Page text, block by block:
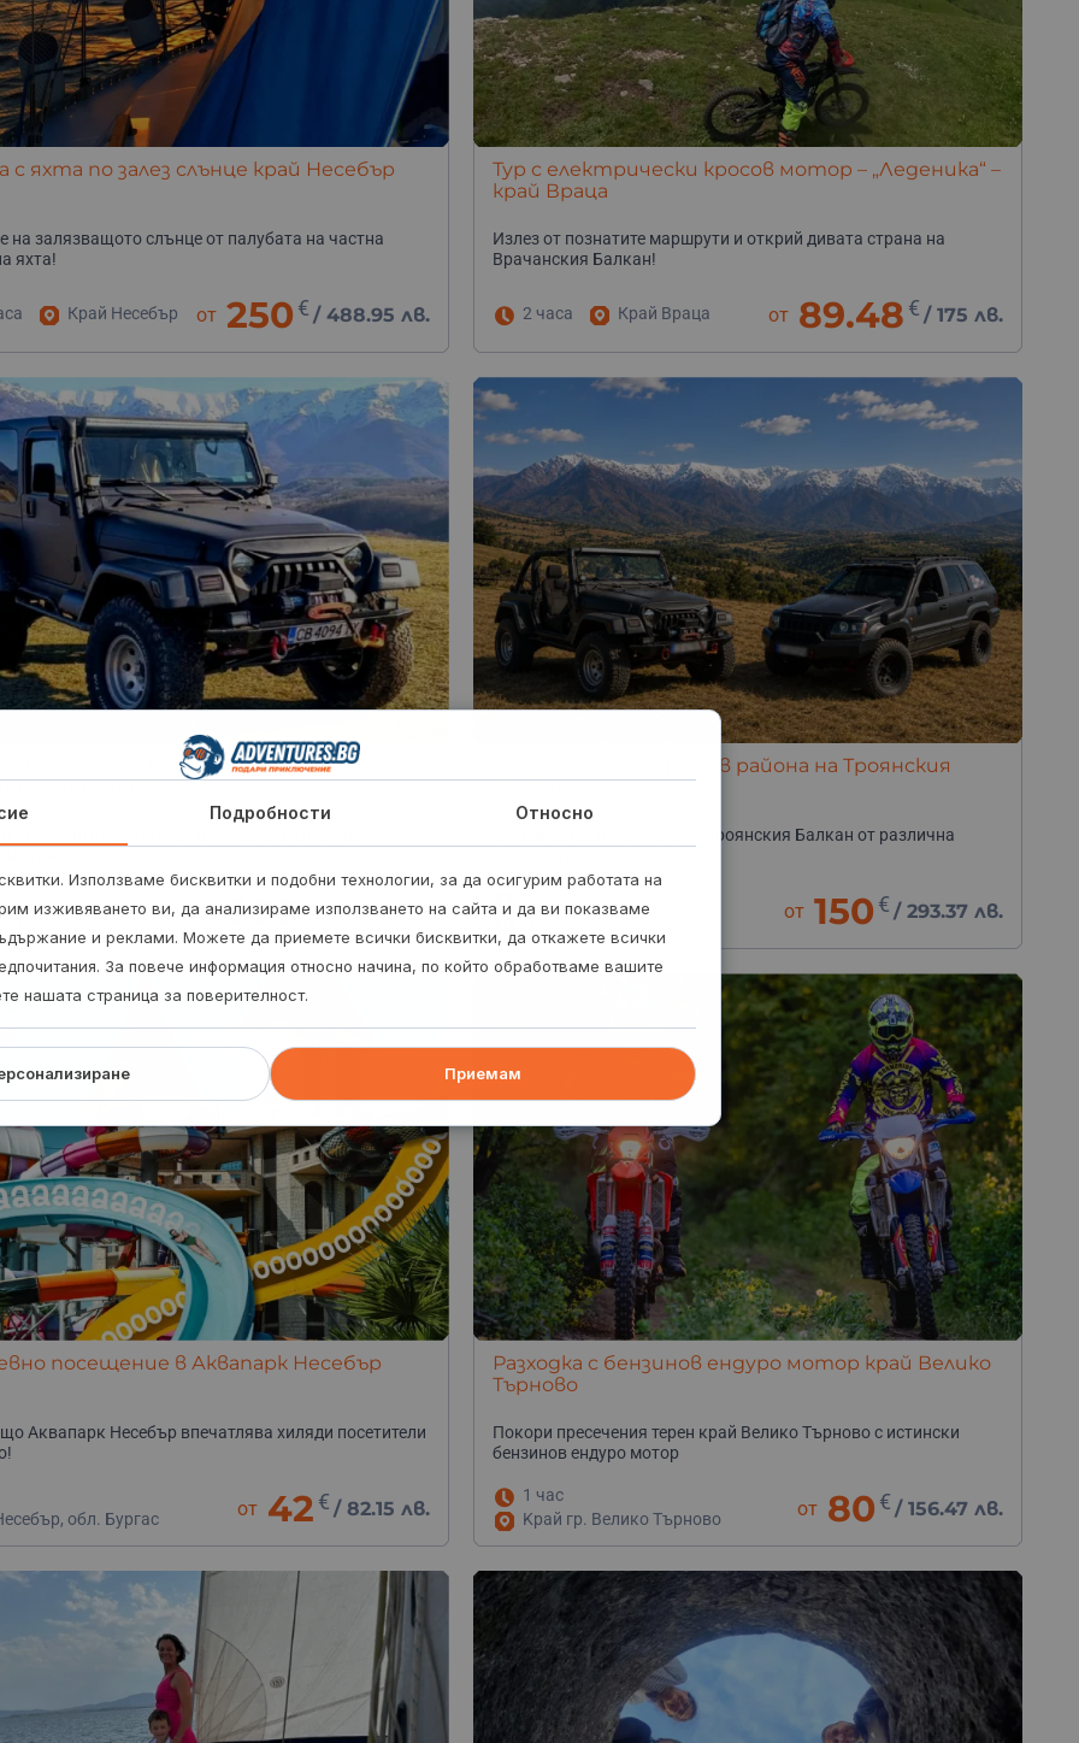
с яхта по залез слънце край Несебър
на залязващото слънце от палубата на частна
яхта!
Край Несебър от 250 € /488.95 лв.
Тур с електрически кросов мотор – „Леденика“ –
край Враца
Излез от познатите маршрути и открий дивата страна на
Врачанския Балкан!
2 часа Край Враца от 89.48 € / 175 лв.
джип сафари + пикник за до 4-ма души в
Троянския балкан
обл. Ловеч
от300€ /586.75 лв.
Офроуд джип сафари в района на Троянския
балкан
Открий дивата красота на Троянския Балкан от различна
Гр. Троян, обл. Ловеч
от 150 € / 293.37 лв.
посещение в Аквапарк Несебър
Аквапарк Несебър впечатлява хиляди посетители
обл. Бургас
от 42 € /82.15 лв.
Разходка с бензинов ендуро мотор край Велико
Търново
Покори пресечения терен край Велико Търново с истински
бензинов ендуро мотор
1 час
Kрай гр. Велико Търново
от 80 € /156.47 лв.
Подробности Относно
Използваме бисквитки и подобни технологии, за да осигурим работата на
изживяването ви, да анализираме използването на сайта и да ви показваме
и реклами. Можете да приемете всички бисквитки, да откажете всички
За повече информация относно начина, по който обработваме вашите
нашата страница за поверителност.
Приемам